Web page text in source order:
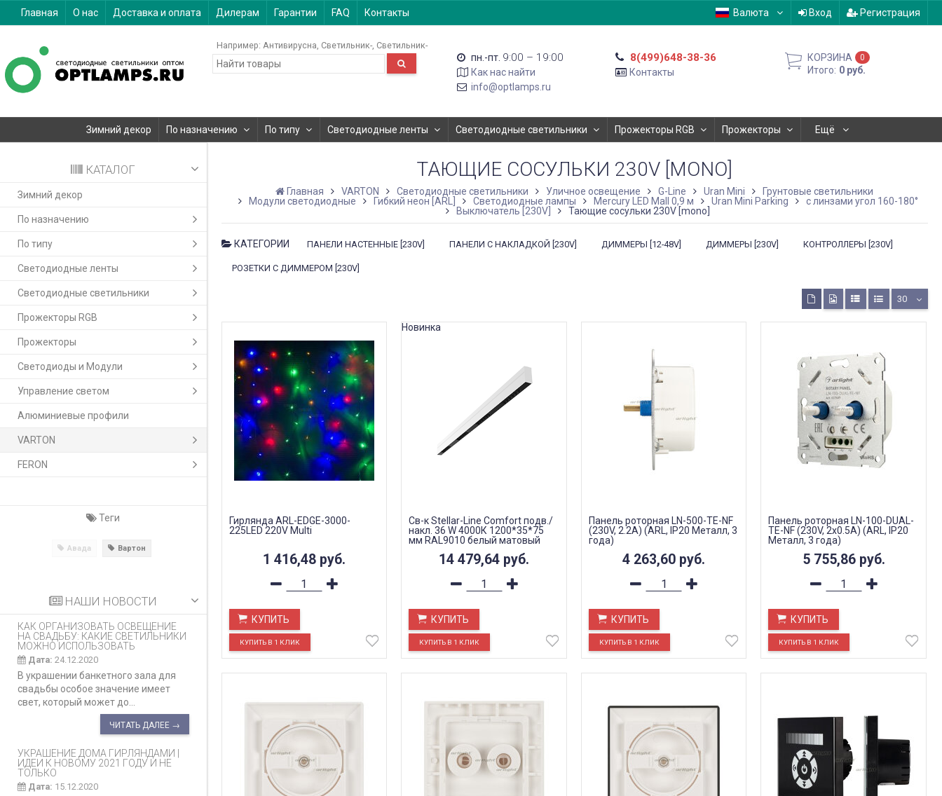
Главная О нас Доставка и оплата Дилерам Гарантии FAQ Контакты Валюта Вход Регистрация
Например: Антивирусна Светильник- Светильник-
пн.-пт. 9:00 – 19:00
Как нас найти
info@optlamps.ru
8(499)648-38-36
Контакты
КОРЗИНА 0
Итого: 0 руб.
Зимний декор По назначению По типу Светодиодные ленты Светодиодные светильники Прожекторы RGB Прожекторы Ещё
КАТАЛОГ
Зимний декор
По назначению
По типу
Светодиодные ленты
Светодиодные светильники
Прожекторы RGB
Прожекторы
Светодиоды и Модули
Управление светом
Алюминиевые профили
VARTON
FERON
Теги
Авада Вартон
НАШИ НОВОСТИ
КАК ОРГАНИЗОВАТЬ ОСВЕЩЕНИЕ
НА СВАДЬБУ: КАКИЕ СВЕТИЛЬНИКИ
МОЖНО ИСПОЛЬЗОВАТЬ
Дата: 24.12.2020
В украшении банкетного зала для
свадьбы особое значение имеет
свет, который может до...
ЧИТАТЬ ДАЛЕЕ →
УКРАШЕНИЕ ДОМА ГИРЛЯНДАМИ |
ИДЕИ К НОВОМУ 2021 ГОДУ И НЕ
ТОЛЬКО
Дата: 15.12.2020
ТАЮЩИЕ СОСУЛЬКИ 230V [MONO]
Главная VARTON Светодиодные светильники Уличное освещение G-Line Uran Mini
Грунтовые светильники
Модули светодиодные
Гибкий неон [ARL] Светодиодные лампы Mercury LED Mall 0,9 м Uran Mini Parking
с линзами угол 160-180°
Выключатель [230V]
Тающие сосульки 230V [mono]
КАТЕГОРИИ ПАНЕЛИ НАСТЕННЫЕ [230V] ПАНЕЛИ С НАКЛАДКОЙ [230V] ДИММЕРЫ [12-48V] ДИММЕРЫ [230V] КОНТРОЛЛЕРЫ [230V]
РОЗЕТКИ С ДИММЕРОМ [230V]
30
Гирлянда ARL-EDGE-3000-
225LED 220V Multi
1 416,48 руб.
КУПИТЬ
Св-к Stellar-Line Сomfort подв./
накл. 36 W 4000К 1200*35*75
мм RAL9010 белый матовый
14 479,64 руб.
КУПИТЬ
Новинка
Панель роторная LN-500-TE-NF
(230V, 2.2A) (ARL, IP20 Металл, 3
года)
4 263,60 руб.
КУПИТЬ
Панель роторная LN-100-DUAL-
TE-NF (230V, 2x0.5A) (ARL, IP20
Металл, 3 года)
5 755,86 руб.
КУПИТЬ